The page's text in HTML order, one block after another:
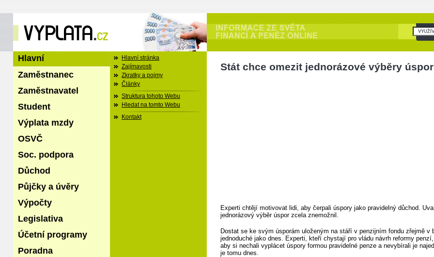
Stát chce omezit jednorázové výběry
Experti chtějí motivovat lidi, aby čerpali úspory jako pravidelný důchod.
jednorázový výběr úspor zcela znemožnil.
Dostat se ke svým úsporám uloženým na stáří v penzijním fondu zřejmě v
jednoduché jako dnes. Experti, kteří chystají pro vládu návrh reformy
aby si nechali vyplácet úspory formou pravidelné penze a nevybírali je
je tomu dnes.
Hlavní
Zaměstnanec
Zaměstnavatel
Student
Výplata mzdy
OSVČ
Soc. podpora
Důchod
Půjčky a úvěry
Výpočty
Legislativa
Účetní programy
Poradna
Hlavní stránka
Zajímavosti
Zkratky a pojmy
Články
Struktura tohoto Webu
Hledat na tomto Webu
Kontakt